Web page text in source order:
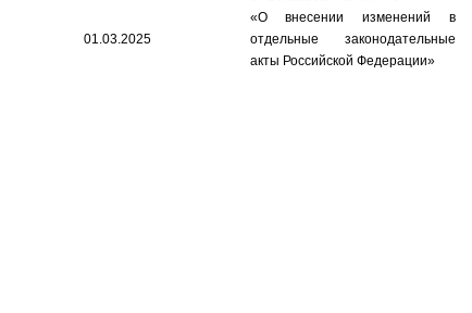
01.03.2025
«О внесении изменений в
отдельные законодательные
акты Российской Федерации»